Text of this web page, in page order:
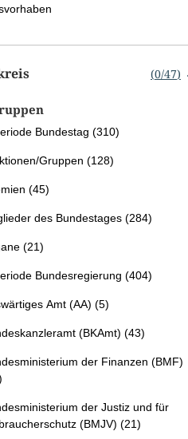
(0/47)
Bundestag (310)
Gruppen (128)
(45)
des Bundestages (284)
(21)
Bundesregierung (404)
Amt (AA) (5)
(BKAmt) (43)
der Finanzen (BMF)
der Justiz und für
(BMJV) (21)